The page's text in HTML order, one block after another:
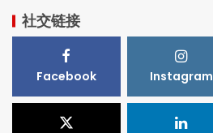
社交链接
Facebook Instagram